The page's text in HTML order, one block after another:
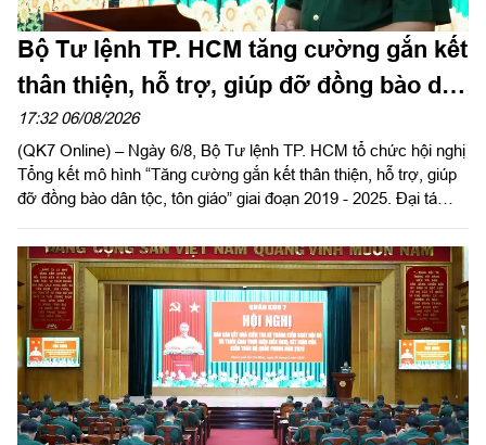
Bộ Tư lệnh TP. HCM tăng cường gắn kết
thân thiện, hỗ trợ, giúp đỡ đồng bào dân
tộc, tôn giáo
17:32 06/08/2026
(QK7 Online) – Ngày 6/8, Bộ Tư lệnh TP. HCM tổ chức hội nghị
Tổng kết mô hình “Tăng cường gắn kết thân thiện, hỗ trợ, giúp
đỡ đồng bào dân tộc, tôn giáo” giai đoạn 2019 - 2025. Đại tá
đạo hội nghị.